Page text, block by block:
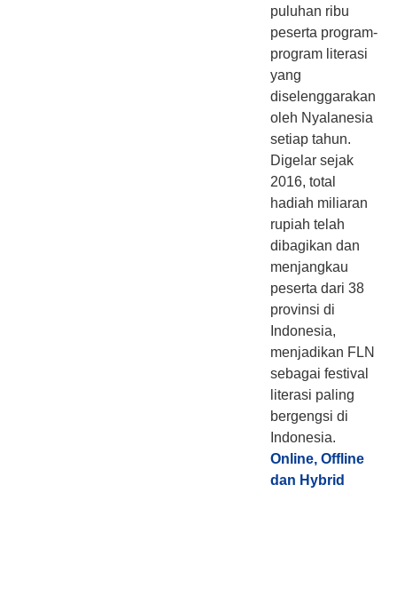
puluhan ribu
peserta program-
program literasi
yang
diselenggarakan
oleh Nyalanesia
setiap tahun.
Digelar sejak
2016, total
hadiah miliaran
rupiah telah
dibagikan dan
menjangkau
peserta dari 38
provinsi di
Indonesia,
menjadikan FLN
sebagai festival
literasi paling
bergengsi di
Indonesia.
Online, Offline
dan Hybrid